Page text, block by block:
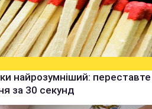
найрозумніший: переставте
за 30 секунд